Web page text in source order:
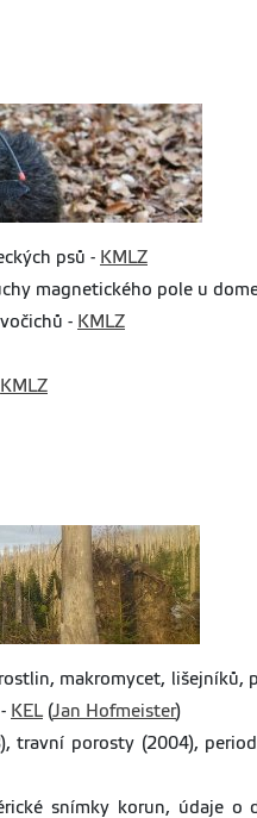
psů - KMLZ
magnetického pole u
- KMLZ
KMLZ
makromycet, lišejníků,
KEL (Jan Hofmeister)
travní porosty (2004),
snímky korun, údaje o